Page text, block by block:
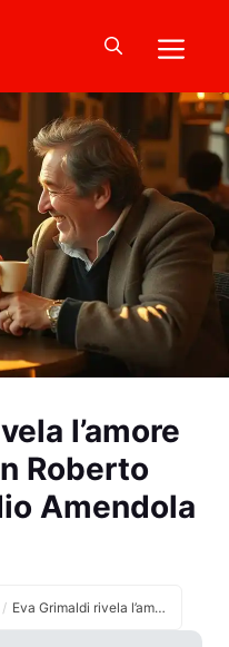
l’amore
Roberto
Amendola
/ Eva Grimaldi rivela l’amore autentico con Roberto Benigni e Claudio Amendola